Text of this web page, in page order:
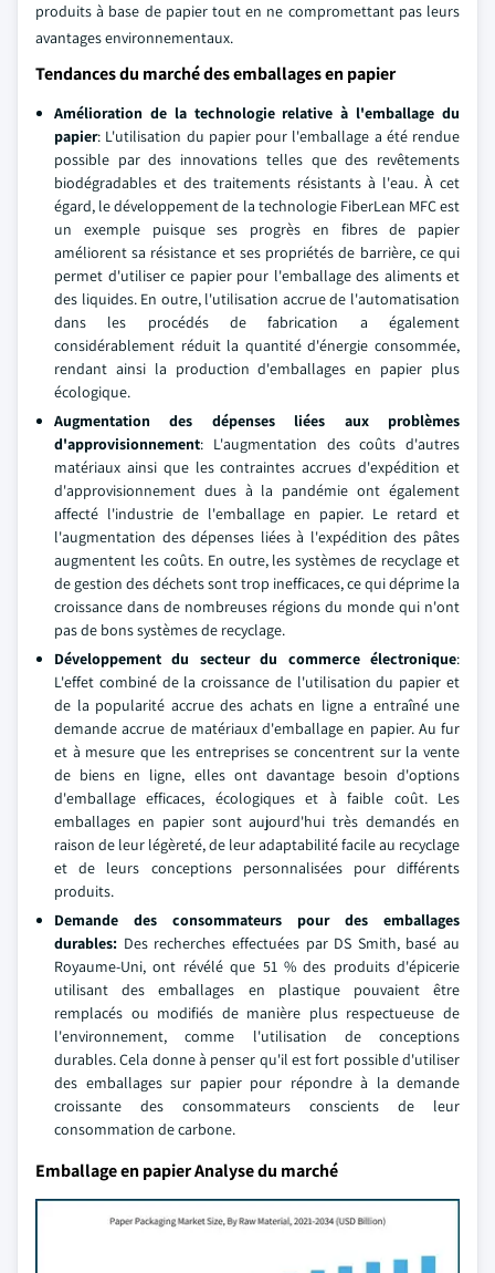
produits à base de papier tout en ne compromettant pas leurs
avantages environnementaux.
Tendances du marché des emballages en papier
Amélioration de la technologie relative à l'emballage du
papier: L'utilisation du papier pour l'emballage a été rendue
possible par des innovations telles que des revêtements
biodégradables et des traitements résistants à l'eau. À cet
égard, le développement de la technologie FiberLean MFC est
un exemple puisque ses progrès en fibres de papier
améliorent sa résistance et ses propriétés de barrière, ce qui
permet d'utiliser ce papier pour l'emballage des aliments et
des liquides. En outre, l'utilisation accrue de l'automatisation
dans les procédés de fabrication a également
considérablement réduit la quantité d'énergie consommée,
rendant ainsi la production d'emballages en papier plus
écologique.
Augmentation des dépenses liées aux problèmes
d'approvisionnement: L'augmentation des coûts d'autres
matériaux ainsi que les contraintes accrues d'expédition et
d'approvisionnement dues à la pandémie ont également
affecté l'industrie de l'emballage en papier. Le retard et
l'augmentation des dépenses liées à l'expédition des pâtes
augmentent les coûts. En outre, les systèmes de recyclage et
de gestion des déchets sont trop inefficaces, ce qui déprime la
croissance dans de nombreuses régions du monde qui n'ont
pas de bons systèmes de recyclage.
Développement du secteur du commerce électronique:
L'effet combiné de la croissance de l'utilisation du papier et
de la popularité accrue des achats en ligne a entraîné une
demande accrue de matériaux d'emballage en papier. Au fur
et à mesure que les entreprises se concentrent sur la vente
de biens en ligne, elles ont davantage besoin d'options
d'emballage efficaces, écologiques et à faible coût. Les
emballages en papier sont aujourd'hui très demandés en
raison de leur légèreté, de leur adaptabilité facile au recyclage
et de leurs conceptions personnalisées pour différents
produits.
Demande des consommateurs pour des emballages
durables: Des recherches effectuées par DS Smith, basé au
Royaume-Uni, ont révélé que 51 % des produits d'épicerie
utilisant des emballages en plastique pouvaient être
remplacés ou modifiés de manière plus respectueuse de
l'environnement, comme l'utilisation de conceptions
durables. Cela donne à penser qu'il est fort possible d'utiliser
des emballages sur papier pour répondre à la demande
croissante des consommateurs conscients de leur
consommation de carbone.
Emballage en papier Analyse du marché